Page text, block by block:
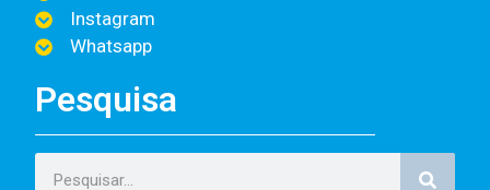
Instagram
Whatsapp
Pesquisa